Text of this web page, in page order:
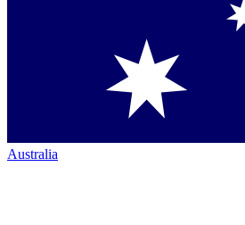
Australia